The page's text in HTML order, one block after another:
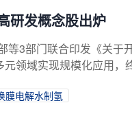
研发概念股出炉
等3部门联合印发《关于
元领域实现规模化应用，
膜电解水制氢